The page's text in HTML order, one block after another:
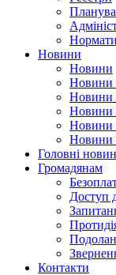
Новини
Новини
Новини
Новини
Новини
Новини
Новини
Головні
Громадянам
Доступ
Контакти